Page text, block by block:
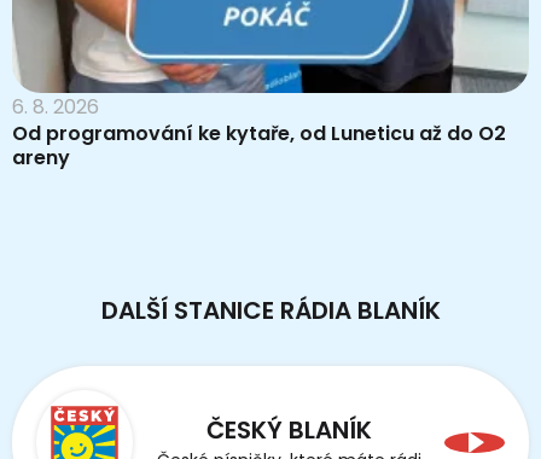
6. 8. 2026
Od programování ke kytaře, od Luneticu až do O2
areny
DALŠÍ STANICE RÁDIA BLANÍK
ČESKÝ BLANÍK